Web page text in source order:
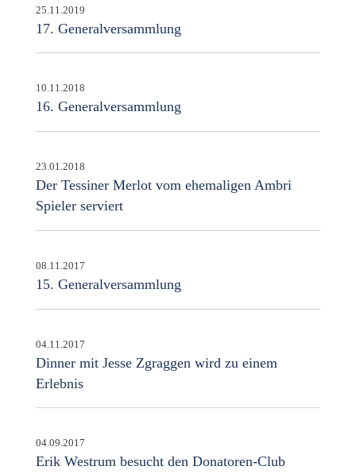
25.11.2019
17. Generalversammlung
10.11.2018
16. Generalversammlung
23.01.2018
Der Tessiner Merlot vom ehemaligen Ambri
Spieler serviert
08.11.2017
15. Generalversammlung
04.11.2017
Dinner mit Jesse Zgraggen wird zu einem
Erlebnis
04.09.2017
Erik Westrum besucht den Donatoren-Club